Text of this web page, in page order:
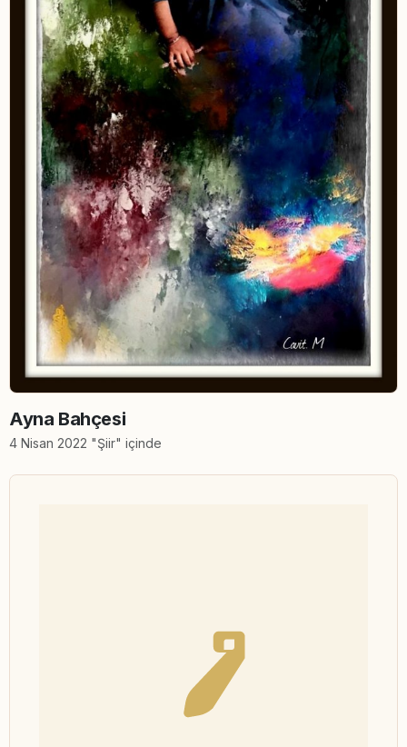
Ayna Bahçesi
4 Nisan 2022 "Şiir" içinde